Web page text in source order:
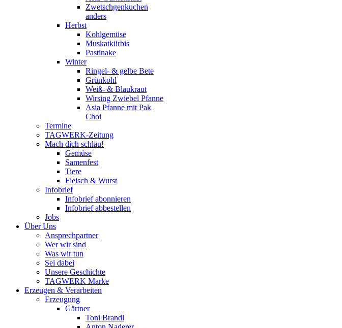
Zwetschgenkuchen
anders
Herbst
Kohlgemüse
Muskatkürbis
Pastinake
Winter
Ringel- & gelbe Bete
Grünkohl
Weiß- & Blaukraut
Wirsing Zwiebel Pfanne
Asia Pfanne mit Pak
Choi
Termine
TAGWERK-Zeitung
Mach dich schlau!
Gemüse
Samenfest
Tiere
Fleisch & Wurst
Infobrief
Infobrief abonnieren
Infobrief abbestellen
Jobs
Über Uns
Ansprechpartner
Wer wir sind
Was wir tun
Sei dabei
Unsere Geschichte
TAGWERK Marke
Erzeugen & Verarbeiten
Erzeugung
Gärtner
Toni Brandl